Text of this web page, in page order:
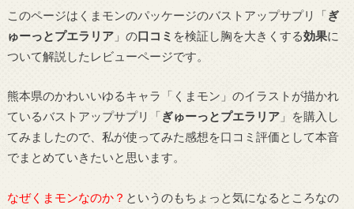
このページはくまモンのパッケージのバストアップサプリ「ぎ
ゅーっとプエラリア」の口コミ を検証し胸を大きくする効果に
ついて解説したレビューページです。
熊本県のかわいいゆるキャラ「くまモン」のイラストが描かれ
ているバストアップサプリ「ぎゅーっとプエラリア」を購入し
てみましたので、私が使ってみた感想を口コミ評価として本音
でまとめていきたいと思います。
なぜくまモンなのか？ というのもちょっと気になるところなの